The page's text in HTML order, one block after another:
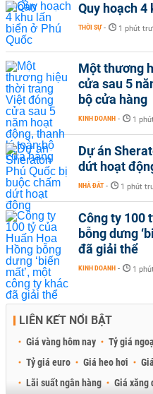
Quy hoạch 4
THỜI SỰ - 1 phút
Một thương
cửa sau 5
bộ cửa hàng
KINH DOANH - 1
Dự án
dứt hoạt
NHÀ ĐẤT - 1 phút
Công ty 100
bỗng dưng
đã giải thể
KINH DOANH - 1
LIÊN KẾT NỔI BẬT
Giá vàng hôm nay Tỷ giá
Tỷ giá euro
Giá heo hơi
Lãi suất ngân hàng
Giá xăng